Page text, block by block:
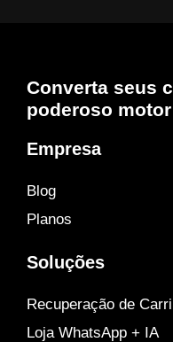
Converta seus
poderoso
Empresa
Blog
Planos
Soluções
Recuperação de
Loja WhatsApp + IA